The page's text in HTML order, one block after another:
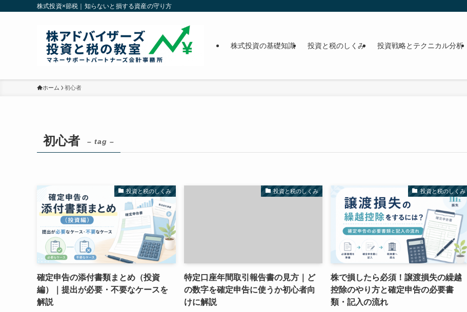
株式投資×節税｜知らないと損する資産の守り方
株式投資の基礎知識 投資と税のしくみ 投資戦略とテクニカル分析
ホーム 初心者
初心者 – tag –
投資と税のしくみ
確定申告の添付書類まとめ（投資
編）｜提出が必要・不要なケースを
解説
投資と税のしくみ
特定口座年間取引報告書の見方｜ど
の数字を確定申告に使うか初心者向
けに解説
投資と税のしくみ
株で損したら必須！譲渡損失の繰越
控除のやり方と確定申告の必要書
類・記入の流れ